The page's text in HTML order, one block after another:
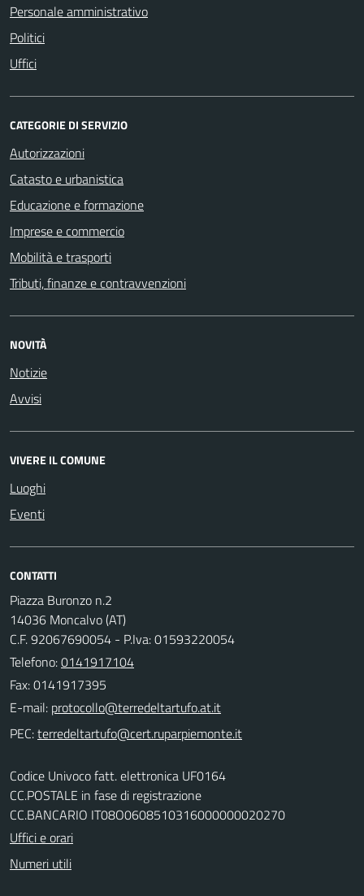
Personale amministrativo
Politici
Uffici
CATEGORIE DI SERVIZIO
Autorizzazioni
Catasto e urbanistica
Educazione e formazione
Imprese e commercio
Mobilità e trasporti
Tributi, finanze e contravvenzioni
NOVITÀ
Notizie
Avvisi
VIVERE IL COMUNE
Luoghi
Eventi
CONTATTI
Piazza Buronzo n.2
14036 Moncalvo (AT)
C.F. 92067690054 - P.Iva: 01593220054
Telefono:0141917104
Fax: 0141917395
E-mail:
PEC:
Codice Univoco fatt. elettronica UF0164
CC.POSTALE in fase di registrazione
CC.BANCARIO IT08O0608510316000000020270
Uffici e orari
Numeri utili